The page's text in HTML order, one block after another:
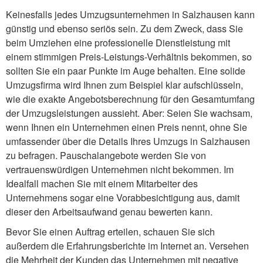
Keinesfalls jedes Umzugsunternehmen in Salzhausen kann
günstig und ebenso seriös sein. Zu dem Zweck, dass Sie
beim Umziehen eine professionelle Dienstleistung mit
einem stimmigen Preis-Leistungs-Verhältnis bekommen, so
sollten Sie ein paar Punkte im Auge behalten. Eine solide
Umzugsfirma wird Ihnen zum Beispiel klar aufschlüsseln,
wie die exakte Angebotsberechnung für den Gesamtumfang
der Umzugsleistungen aussieht. Aber: Seien Sie wachsam,
wenn Ihnen ein Unternehmen einen Preis nennt, ohne Sie
umfassender über die Details Ihres Umzugs in Salzhausen
zu befragen. Pauschalangebote werden Sie von
vertrauenswürdigen Unternehmen nicht bekommen. Im
Idealfall machen Sie mit einem Mitarbeiter des
Unternehmens sogar eine Vorabbesichtigung aus, damit
dieser den Arbeitsaufwand genau bewerten kann.
Bevor Sie einen Auftrag erteilen, schauen Sie sich
außerdem die Erfahrungsberichte im Internet an. Versehen
die Mehrheit der Kunden das Unternehmen mit negative